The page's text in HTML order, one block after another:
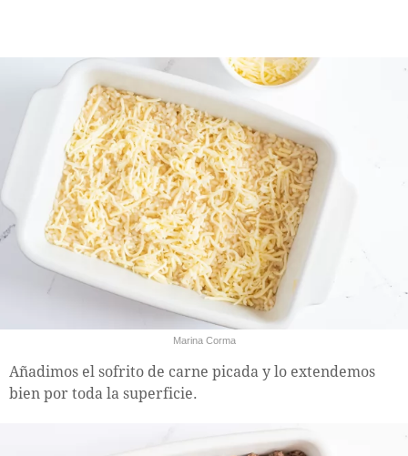
Marina Corma
Añadimos el sofrito de carne picada y lo extendemos
bien por toda la superficie.